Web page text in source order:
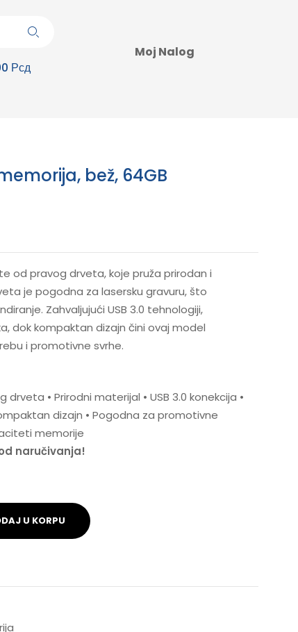
Рсд
Moj Nalog
bež, 64GB
od pravog drveta, koje pruža prirodan i
je pogodna za lasersku gravuru, što
Zahvaljujući USB 3.0 tehnologiji,
dok kompaktan dizajn čini ovaj model
i promotivne svrhe.
• Prirodni materijal • USB 3.0 konekcija •
dizajn • Pogodna za promotivne
memorije
naručivanja!
U KORPU